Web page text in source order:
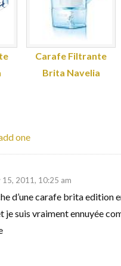
Carafe Filtrante
Brita Navelia
one
15, 2011, 10:25 am
d’une carafe brita edition
je suis vraiment ennuyée